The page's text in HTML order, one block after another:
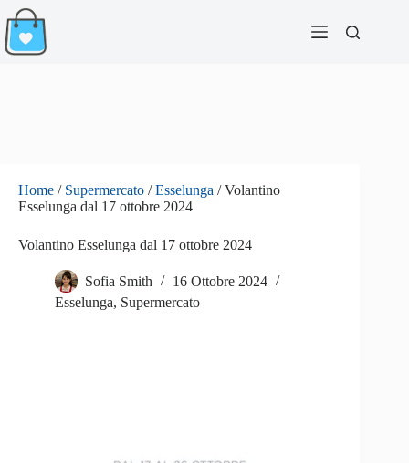
Salta
al
contenuto
Home / Supermercato /Esselunga /Volantino
Esselunga dal 17 ottobre 2024
Volantino Esselunga dal 17 ottobre 2024
Sofia Smith
16 Ottobre 2024
Esselunga, Supermercato